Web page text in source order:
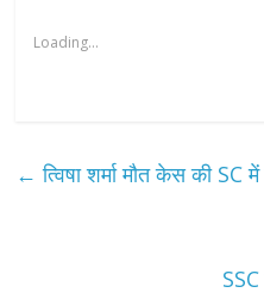
Loading...
← त्विषा शर्मा मौत केस की SC
SSC